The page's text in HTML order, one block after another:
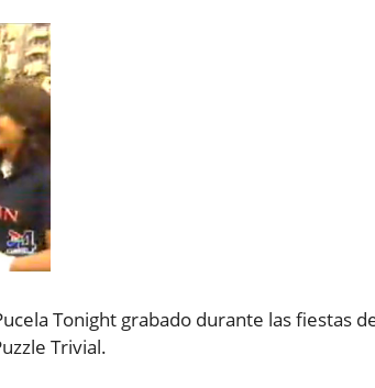
Tonight grabado durante las fiestas
Trivial.